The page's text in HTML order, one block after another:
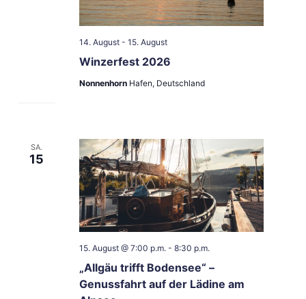
Winzerfest 2026
14. August- 15. August
Nonnenhorn Hafen, Deutschland
SA.
15
„Allgäu trifft Bodensee“ –
Genussfahrt auf der Lädine am
15. August @ 7:00 p.m. - 8:30 p.m.